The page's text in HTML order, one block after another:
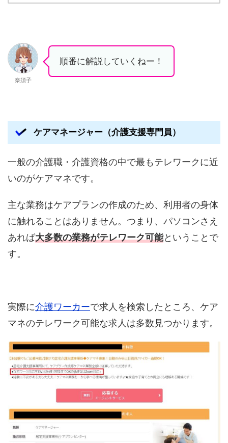
奈須子
順番に解説していくねー！
ケアマネージャー（介護支援専門員）
一般の介護職・介護資格の中で最もテレワークに近
いのがケアマネです。
主な業務はケアプランの作成のため、利用者の身体
に触れることはありません。つまり、パソコンさえ
あれば大多数の業務がテレワーク可能ということで
す。
実際に介護ワーカーで求人を検索したところ、ケア
マネのテレワーク可能な求人は多数見つかります。